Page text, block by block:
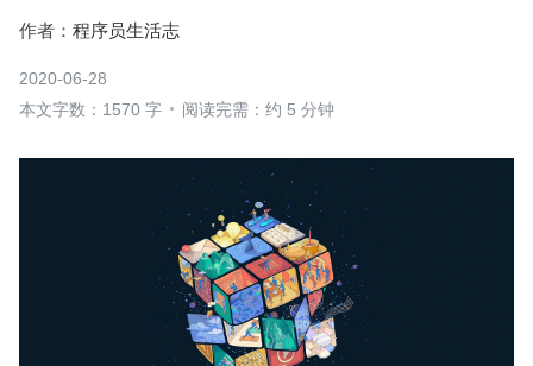
作者： 程序员生活志
2020-06-28
本文字数：1570 字
阅读完需：约 5 分钟